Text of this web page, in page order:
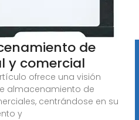
de
y comercial
ofrece una visión
almacenamiento de
centrándose en su
y